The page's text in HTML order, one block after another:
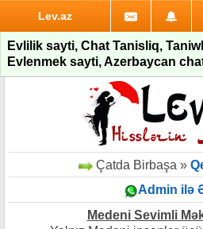
Lev.az
Evlilik sayti, Chat Tanisliq,
Evlenmek sayti, Azerbaycan
Çatda Birbaşa »
Admin ilə
Medeni Sevimli